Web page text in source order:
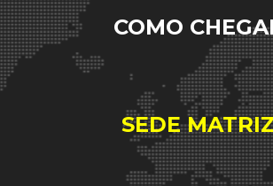
COMO
SEDE